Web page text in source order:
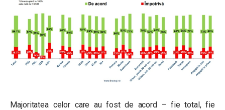
Majoritatea celor care au fost de acord – fie total, fie